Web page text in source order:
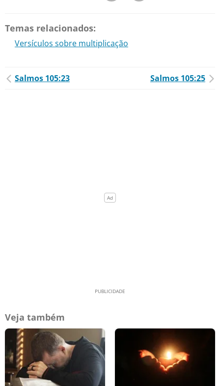
Temas relacionados:
Versículos sobre multiplicação
Salmos 105:23 Salmos 105:25
Veja também